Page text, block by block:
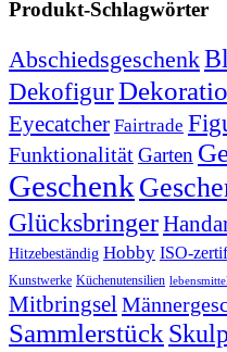
Produkt-Schlagwörter
Abschiedsgeschenk
Dekofigur
Eyecatcher Fairtrade
FunktionalitätGarten
Geschenk
Glücksbringer
Hitzebeständig Hobby ISO-
Kunstwerke Küchenutensilien
Mitbringsel
Sammlerstück